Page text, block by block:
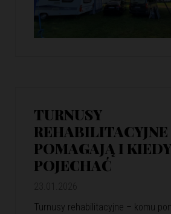
TURNUSY
POMAGAJĄ I
POJECHAĆ
Turnusy rehabilitacyjne – komu